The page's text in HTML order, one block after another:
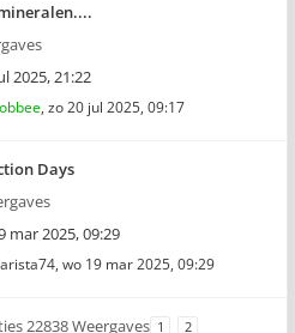
2025, 21:22
, zo 20 jul 2025, 09:17
Days
mar 2025, 09:29
, wo 19 mar 2025, 09:29
22838 Weergaves 1 2